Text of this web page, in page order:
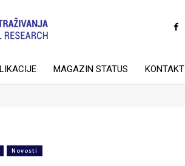
MAGAZIN STATUS KONTAKT
Novosti